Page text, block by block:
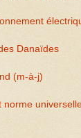
Danaïdes
(m-à-j)